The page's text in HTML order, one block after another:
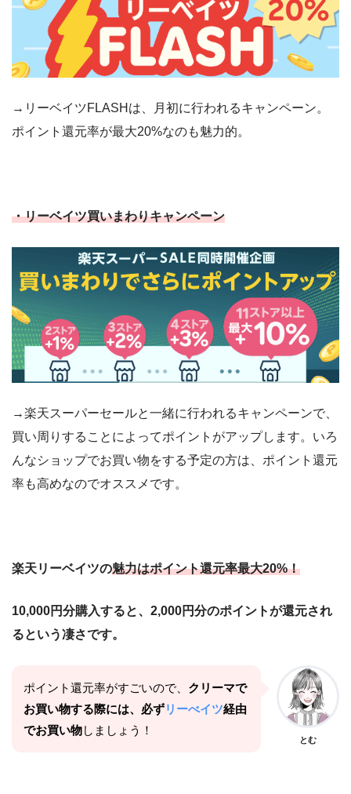
→リーベイツFLASHは、月初に行われるキャンペーン。
ポイント還元率が最大20%なのも魅力的。
・リーベイツ買いまわりキャンペーン
→楽天スーパーセールと一緒に行われるキャンペーンで、
買い周りすることによってポイントがアップします。いろ
んなショップでお買い物をする予定の方は、ポイント還元
率も高めなのでオススメです。
楽天リーベイツの魅力はポイント還元率最大20%！
10,000円分購入すると、2,000円分のポイントが還元され
るという凄さです。
ポイント還元率がすごいので、 クリーマで
お買い物する際には、必ずリーべイツ経由
でお買い物しましょう！
とむ